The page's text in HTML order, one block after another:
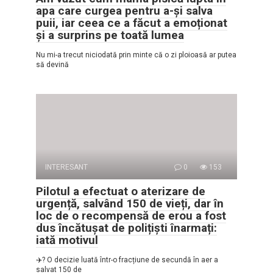
apa care curgea pentru a-și salva
puii, iar ceea ce a făcut a emoționat
și a surprins pe toată lumea
Nu mi-a trecut niciodată prin minte că o zi ploioasă ar putea
să devină
INTERESANT 0 153
Pilotul a efectuat o aterizare de
urgență, salvând 150 de vieți, dar în
loc de o recompensă de erou a fost
dus încătușat de polițiști înarmați:
iată motivul
✈️? O decizie luată într-o fracțiune de secundă în aer a
salvat 150 de